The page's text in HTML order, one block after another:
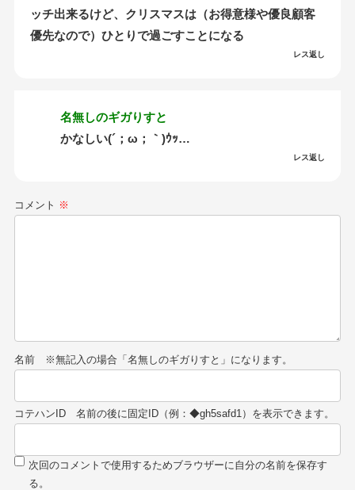
ッチ出来るけど、クリスマスは（お得意様や優良顧客
優先なので）ひとりで過ごすことになる
レス返し
名無しのギガりすと
かなしい(´；ω；｀)ｳｯ…
レス返し
コメント ※
名前
コテハンID